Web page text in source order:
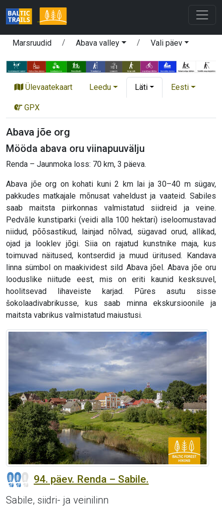
Marsruudid Abava valley Vali päev
Ülevaatekaart Leedu Läti Eesti
GPX
Abava jõe org
Mööda abava oru viinapuuvälju
Renda – Jaunmoka loss: 70 km, 3 päeva.
Abava jõe org on kohati kuni 2 km lai ja 30–40 m sügav,
pakkudes matkajale mõnusat vaheldust ja vaateid. Sabiles
saab maitsta piirkonnas valmistatud siidreid ja veine.
Pedvāle kunstiparki (veidi alla 100 hektari) iseloomustavad
niidud, põõsastikud, lainjad nõlvad, sügavad orud, allikad,
ojad ja looklev jõgi. Siia on rajatud kunstnike maja, kus
toimuvad näitused, kontserdid ja muud üritused. Kandava
linna sümbol on maakividest sild Abava jõel. Abava jõe oru
looduslike niitude eest, mis on eriti kaunid kesksuvel,
hoolitsevad lihaveiste karjad. Pūres asutu sisse
šokolaadivabrikusse, kus saab minna ekskursioonile ja
maitsta vabrikus valmistatud maiustusi.
94. päev. Renda – Sabile.
Sabile, siidri- ja veinilinn